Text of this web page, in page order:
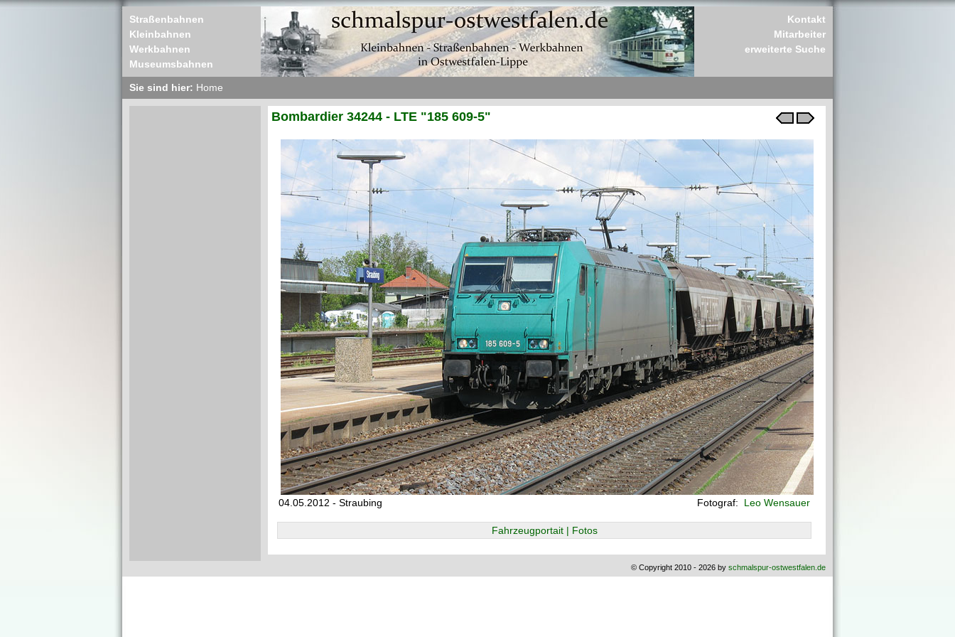
Straßenbahnen
Kleinbahnen
Werkbahnen
Museumsbahnen
Kontakt
Mitarbeiter
erweiterte Suche
Sie sind hier: Home
Bombardier 34244 - LTE "185 609-5"
04.05.2012 - Straubing Fotograf: Leo Wensauer
Fahrzeugportait | Fotos
© Copyright 2010 - 2026 by schmalspur-ostwestfalen.de